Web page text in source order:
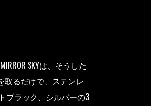
SKYは、そうした
取るだけで、ステンレ
ブラック、シルバーの3